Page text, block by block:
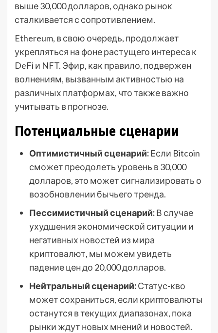
выше 30,000 долларов, однако рынок
сталкивается с сопротивлением.
Ethereum, в свою очередь, продолжает
укрепляться на фоне растущего интереса к
DeFi и NFT. Эфир, как правило, подвержен
волнениям, вызванным активностью на
различных платформах, что также важно
учитывать в прогнозе.
Потенциальные сценарии
Оптимистичный сценарий:Если Bitcoin
сможет преодолеть уровень в 30,000
долларов, это может сигнализировать о
возобновлении бычьего тренда.
Пессимистичный сценарий:В случае
ухудшения экономической ситуации и
негативных новостей из мира
криптовалют, мы можем увидеть
падение цен до 20,000 долларов.
Нейтральный сценарий:Статус-кво
может сохраниться, если криптовалюты
останутся в текущих диапазонах, пока
рынки ждут новых мнений и новостей.